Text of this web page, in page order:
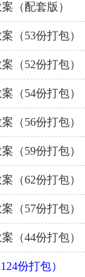
（配套版）
（53份打包）
（52份打包）
（54份打包）
（56份打包）
（59份打包）
（62份打包）
（57份打包）
（44份打包）
份打包）